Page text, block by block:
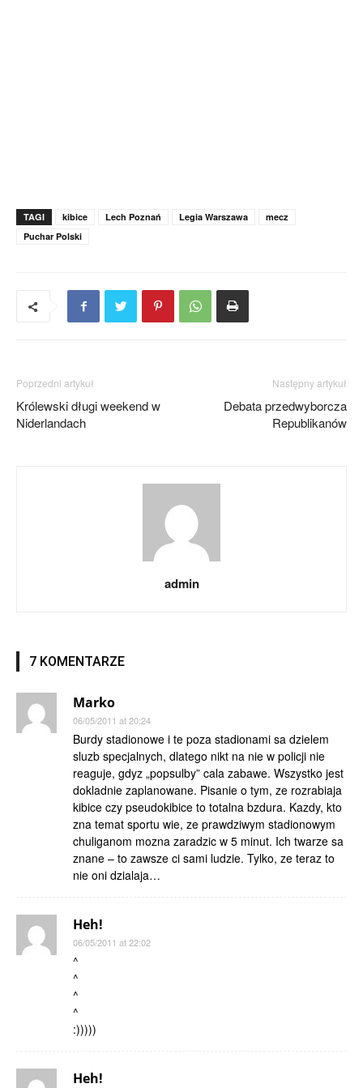
TAGI kibice Lech Poznań Legia Warszawa
mecz
Puchar Polski
Poprzedni artykuł
Królewski długi weekend w
Niderlandach
Następny artykuł
Debata przedwyborcza
Republikanów
admin
7 KOMENTARZE
Marko
06/05/2011 at 20:24
Burdy stadionowe i te poza stadionami sa dzielem
sluzb specjalnych, dlatego nikt na nie w policji nie
reaguje, gdyz „popsulby” cala zabawe. Wszystko jest
dokladnie zaplanowane. Pisanie o tym, ze rozrabiaja
kibice czy pseudokibice to totalna bzdura. Kazdy, kto
zna temat sportu wie, ze prawdziwym stadionowym
chuliganom mozna zaradzic w 5 minut. Ich twarze sa
znane – to zawsze ci sami ludzie. Tylko, ze teraz to
nie oni dzialaja…
Heh!
06/05/2011 at 22:02
^
^
^
^
:)))))
Heh!